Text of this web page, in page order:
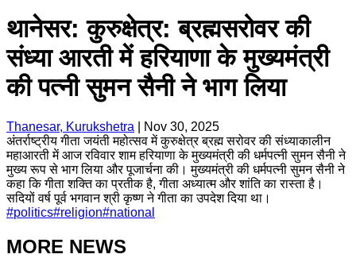
थानेसर: कुरुक्षेत्र: ब्रह्मसरोवर की
संध्या आरती में हरियाणा के मुख्यमंत्री
की पत्नी सुमन सैनी ने भाग लिया
Thanesar, Kurukshetra
Nov 30, 2025
अंतर्राष्ट्रीय गीता जयंती महोत्सव में कुरुक्षेत्र ब्रह्म सरोवर की संध्याकालीन
महाआरती में आज रविवार शाम हरियाणा के मुख्यमंत्री की धर्मपत्नी सुमन सैनी ने
मुख्य रूप से भाग लिया और पूजार्चना की। मुख्यमंत्री की धर्मपत्नी सुमन सैनी ने
कहा कि गीता शक्ति का प्रतीक है, गीता अध्यात्म और शांति का रास्ता है।
सदियों वर्ष पूर्व भगवान श्री कृष्ण ने गीता का उपदेश दिया था।
#politics#religion#national
MORE NEWS